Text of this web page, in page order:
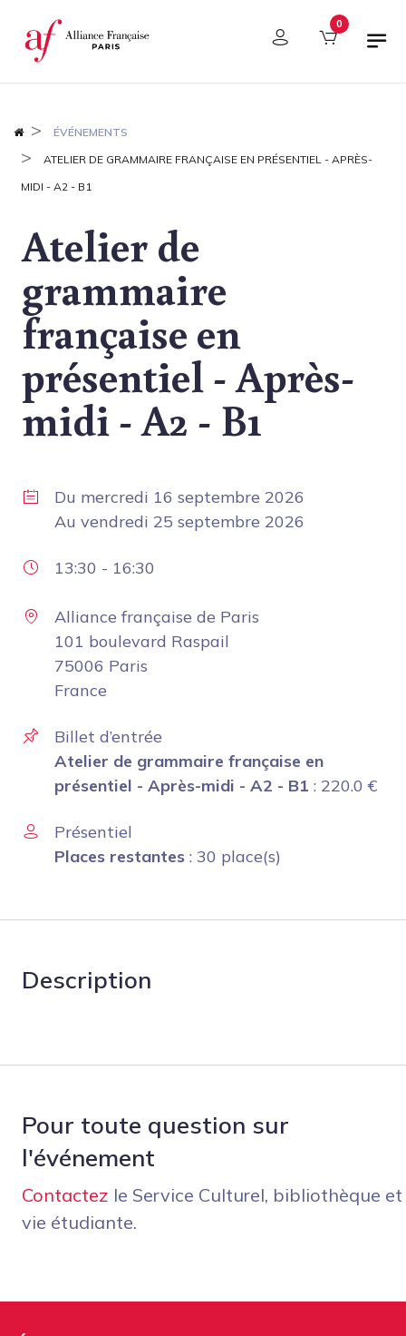
Panneau de gestion des cookies 0
ÉVÉNEMENTS
ATELIER DE GRAMMAIRE FRANÇAISE EN PRÉSENTIEL - APRÈS-
MIDI - A2 - B1
Atelier de
grammaire
française en
présentiel - Après-
midi - A2 - B1
Du mercredi 16 septembre 2026
Au vendredi 25 septembre 2026
13:30 - 16:30
Alliance française de Paris
101 boulevard Raspail
75006 Paris
France
Billet d’entrée
Atelier de grammaire française en
présentiel - Après-midi - A2 - B1 : 220.0 €
Présentiel
Places restantes : 30 place(s)
Description
Pour toute question sur
l'événement
Contactez le Service Culturel, bibliothèque et
vie étudiante.